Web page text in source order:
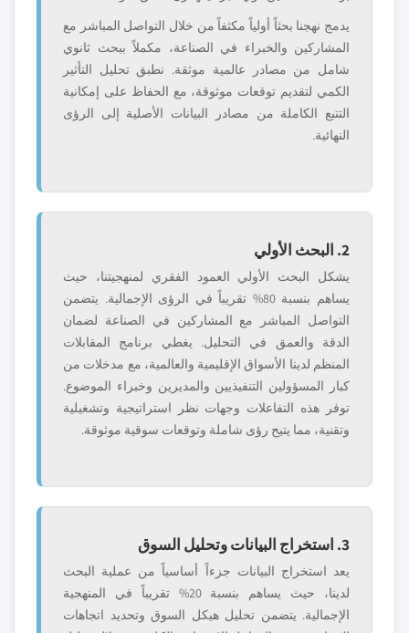
يدمج نهجنا بحثاً أولياً مكثفاً من خلال التواصل المباشر مع
المشاركين والخبراء في الصناعة، مكملاً ببحث ثانوي
شامل من مصادر عالمية موثقة. نطبق تحليل التأثير
الكمي لتقديم توقعات موثوقة، مع الحفاظ على إمكانية
التتبع الكاملة من مصادر البيانات الأصلية إلى الرؤى
النهائية.
2. البحث الأولي
يشكل البحث الأولي العمود الفقري لمنهجيتنا، حيث
يساهم بنسبة 80% تقريباً في الرؤى الإجمالية. يتضمن
التواصل المباشر مع المشاركين في الصناعة لضمان
الدقة والعمق في التحليل. يغطي برنامج المقابلات
المنظم لدينا الأسواق الإقليمية والعالمية، مع مدخلات من
كبار المسؤولين التنفيذيين والمديرين وخبراء الموضوع.
توفر هذه التفاعلات وجهات نظر استراتيجية وتشغيلية
وتقنية، مما يتيح رؤى شاملة وتوقعات سوقية موثوقة.
3. استخراج البيانات وتحليل السوق
يعد استخراج البيانات جزءاً أساسياً من عملية البحث
لدينا، حيث يساهم بنسبة 20% تقريباً في المنهجية
الإجمالية. يتضمن تحليل هيكل السوق وتحديد اتجاهات